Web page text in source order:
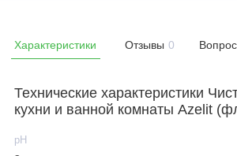
Характеристики Отзывы 0
Технические характеристики
кухни и ванной комнаты Azelit
рН